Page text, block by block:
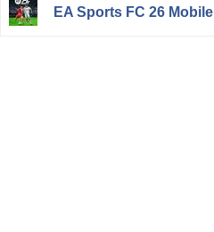
EA Sports FC 26 Mobile